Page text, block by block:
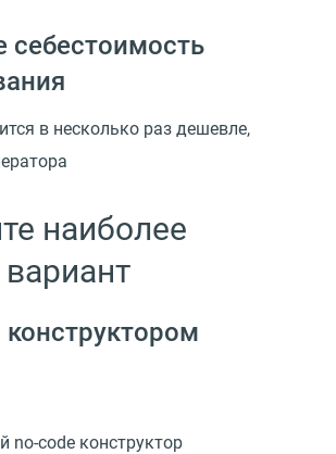
себестоимость
в несколько раз дешевле,
наиболее
конструктором
no-code конструктор